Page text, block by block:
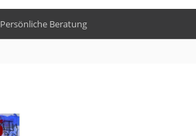
Persönliche Beratung